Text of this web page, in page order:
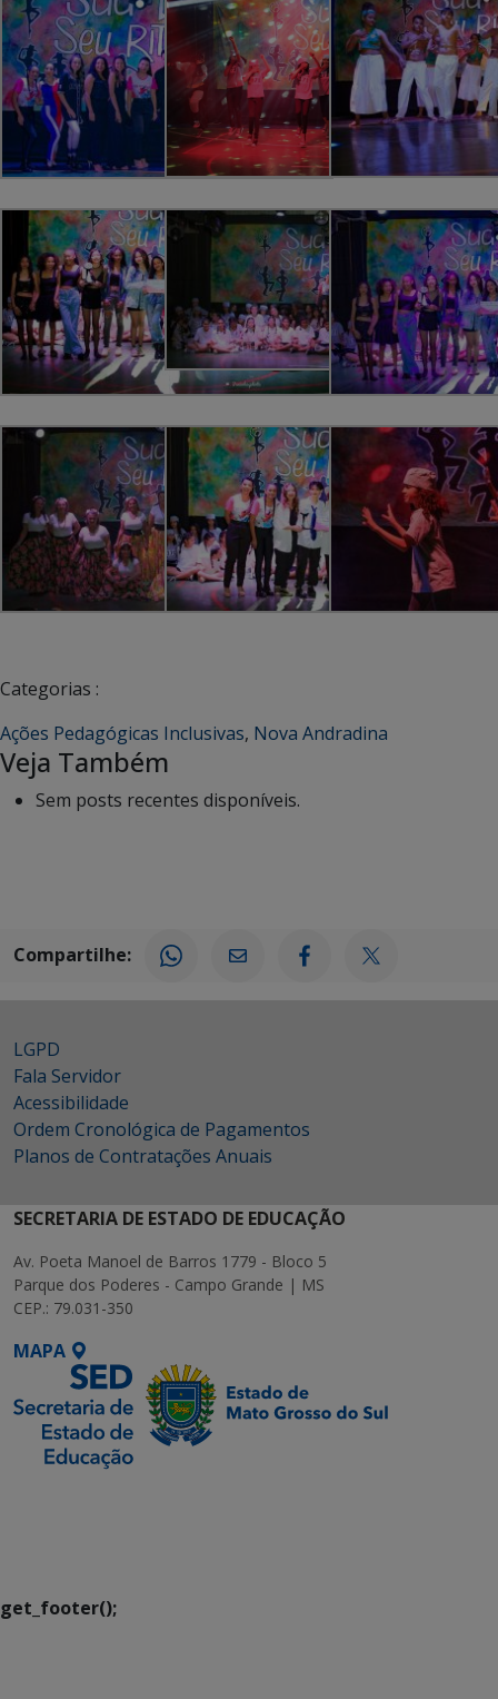
Categorias :
Ações Pedagógicas Inclusivas, Nova Andradina
Veja Também
Sem posts recentes disponíveis.
Compartilhe:
LGPD
Fala Servidor
Acessibilidade
Ordem Cronológica de Pagamentos
Planos de Contratações Anuais
SECRETARIA DE ESTADO DE EDUCAÇÃO
Av. Poeta Manoel de Barros 1779 - Bloco 5
Parque dos Poderes - Campo Grande | MS
CEP.: 79.031-350
MAPA
get_footer();